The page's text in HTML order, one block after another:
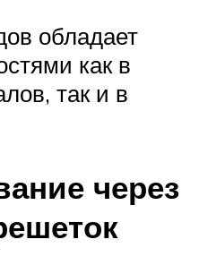
обладает
как в
так и в
через